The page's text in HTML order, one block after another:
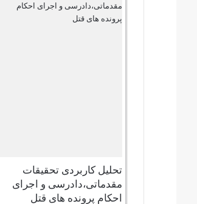
تحلیل کاربردی تحقیقات
مقدماتی،دادرسی و اجرای
احکام پرونده های قتل